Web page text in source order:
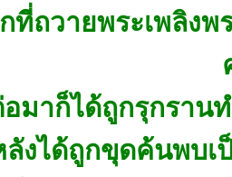
ที่ถวายพระเพลิงพ
มาก็ได้ถูกรุกราน
งได้ถูกขุดค้นพบ